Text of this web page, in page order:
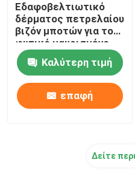
Εδαφοβελτιωτικό
δέρματος πετρελαίου
βιζόν μποτών για το
φυτικό μαυρισμένο
δέρμα
Καλύτερη τιμή
επαφή
Δείτε